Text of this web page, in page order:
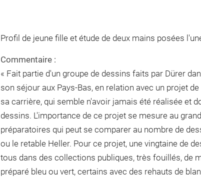
Profil de jeune fille et étude de deux mains posées
Commentaire :
« Fait partie d'un groupe de dessins faits par Dürer
son séjour aux Pays-Bas, en relation avec un projet
sa carrière, qui semble n'avoir jamais été réalisée et
dessins. L'importance de ce projet se mesure au
préparatoires qui peut se comparer au nombre de
ou le retable Heller. Pour ce projet, une vingtaine de
tous dans des collections publiques, très fouillés, de
préparé bleu ou vert, certains avec des rehauts de